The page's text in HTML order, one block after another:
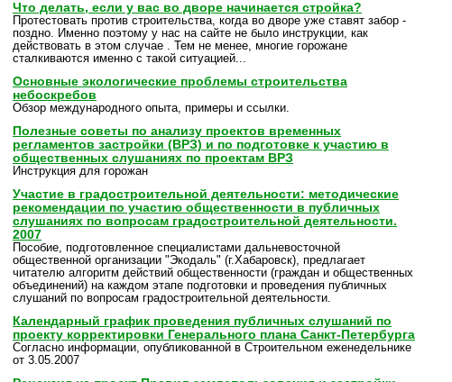
Что делать, если у вас во дворе начинается стройка?
Протестовать против строительства, когда во дворе уже ставят забор -
поздно. Именно поэтому у нас на сайте не было инструкции, как
действовать в этом случае . Тем не менее, многие горожане
сталкиваются именно с такой ситуацией...
Основные экологические проблемы строительства
небоскребов
Обзор международного опыта, примеры и ссылки.
Полезные советы по анализу проектов временных
регламентов застройки (ВРЗ) и по подготовке к участию в
общественных слушаниях по проектам ВРЗ
Инструкция для горожан
Участие в градостроительной деятельности: методические
рекомендации по участию общественности в публичных
слушаниях по вопросам градостроительной деятельности.
2007
Пособие, подготовленное специалистами дальневосточной
общественной организации "Экодаль" (г.Хабаровск), предлагает
читателю алгоритм действий общественности (граждан и общественных
объединений) на каждом этапе подготовки и проведения публичных
слушаний по вопросам градостроительной деятельности.
Календарный график проведения публичных слушаний по
проекту корректировки Генерального плана Санкт-Петербурга
Согласно информации, опубликованной в Строительном еженедельнике
от 3.05.2007